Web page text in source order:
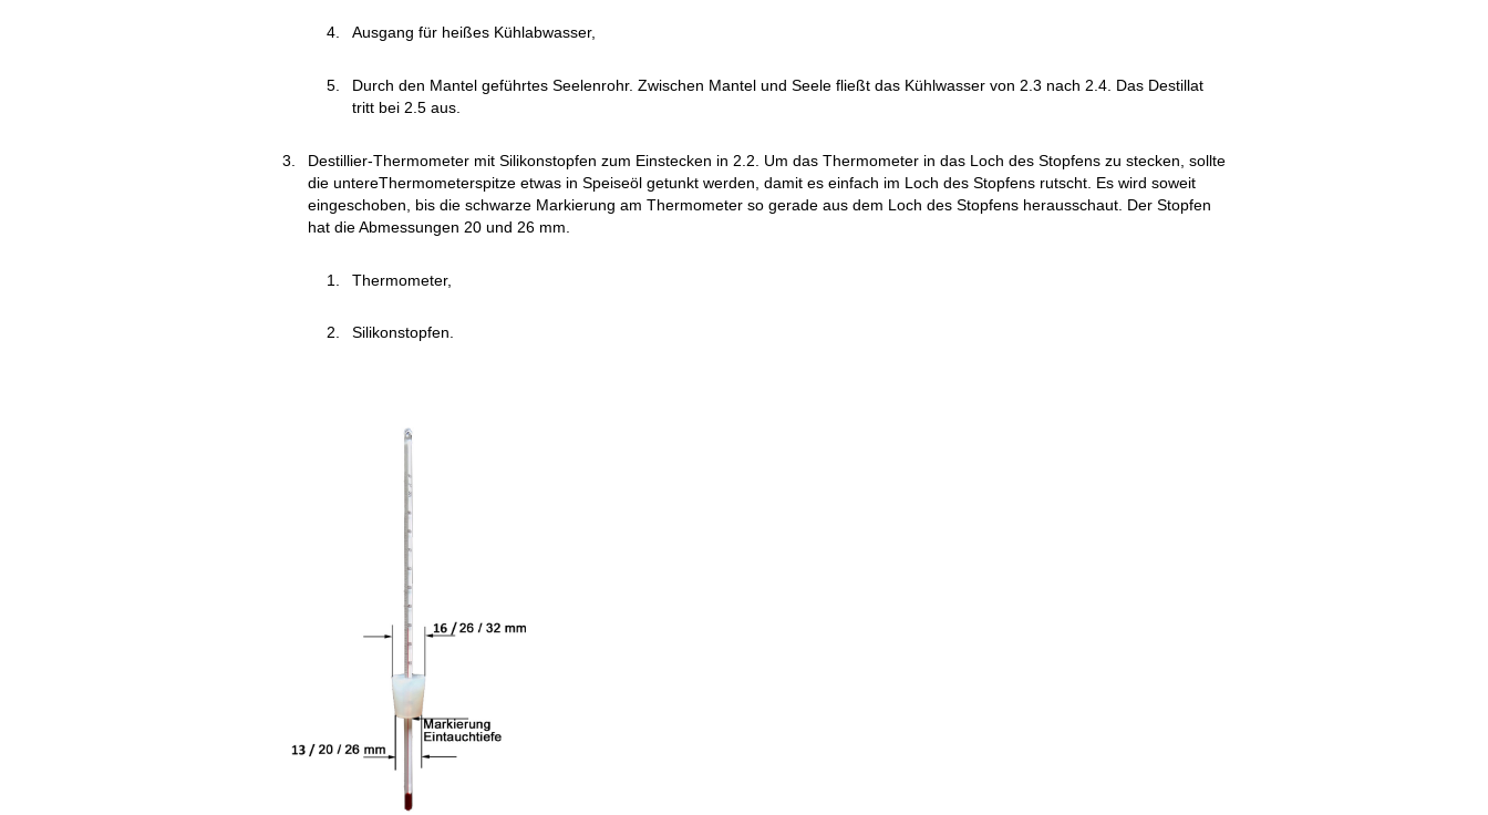
Ausgang für heißes Kühlabwasser,
Durch den Mantel geführtes Seelenrohr. Zwischen Mantel und Seele fließt das Kühlwasser von 2.3 nach 2.4. Das Destillat
tritt bei 2.5 aus.
Destillier-Thermometer mit Silikonstopfen zum Einstecken in 2.2. Um das Thermometer in das Loch des Stopfens zu stecken, sollte
die untereThermometerspitze etwas in Speiseöl getunkt werden, damit es einfach im Loch des Stopfens rutscht. Es wird soweit
eingeschoben, bis die schwarze Markierung am Thermometer so gerade aus dem Loch des Stopfens herausschaut. Der Stopfen
hat die Abmessungen 20 und 26 mm.
Thermometer,
Silikonstopfen.